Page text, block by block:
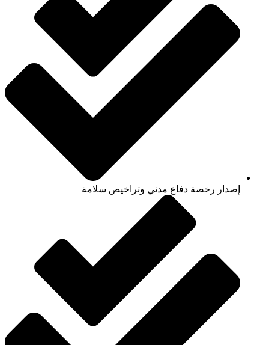
إصدار رخصة دفاع مدني وتراخيص سلامة